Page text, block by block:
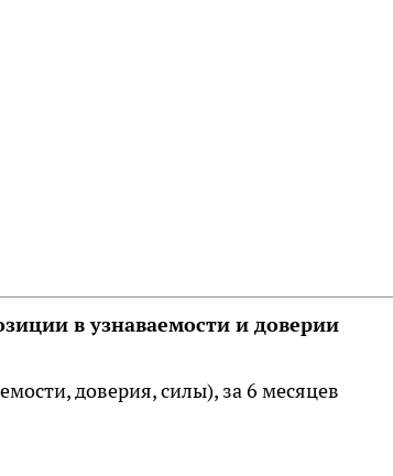
в узнаваемости и доверии
доверия, силы), за 6 месяцев